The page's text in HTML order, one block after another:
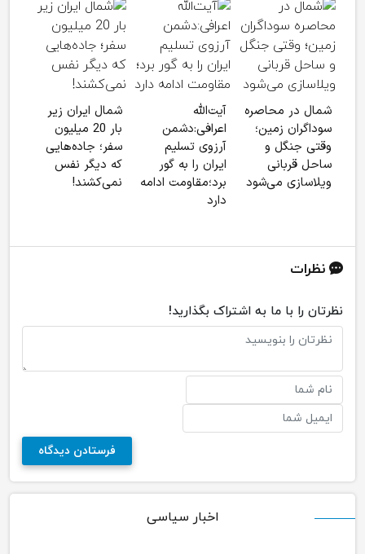
شمال در محاصره
سوداگران زمین؛
وقتی جنگل و
ساحل قربانی
ویلاسازی می‌شود
آیت‌الله
اعرافی:دشمن
آرزوی تسلیم
ایران را به گور
برد؛مقاومت ادامه
دارد
شمال ایران زیر
بار 20 میلیون
سفر؛ جاده‌هایی
که دیگر نفس
نمی‌کشند!
نظرات
نظرتان را با ما به اشتراک بگذارید!
اخبار سیاسی